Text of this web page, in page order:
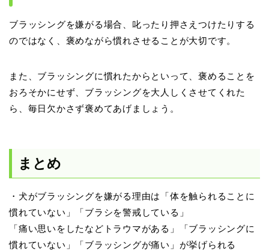
ブラッシングを嫌がる場合、叱ったり押さえつけたりする
のではなく、褒めながら慣れさせることが大切です。
また、ブラッシングに慣れたからといって、褒めることを
おろそかにせず、ブラッシングを大人しくさせてくれた
ら、毎日欠かさず褒めてあげましょう。
まとめ
・犬がブラッシングを嫌がる理由は「体を触られることに
慣れていない」「ブラシを警戒している」
「痛い思いをしたなどトラウマがある」「ブラッシングに
慣れていない」「ブラッシングが痛い」が挙げられる